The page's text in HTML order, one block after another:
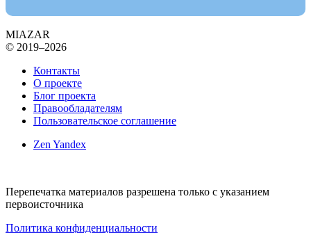
MIAZAR
© 2019–2026
Контакты
О проекте
Блог проекта
Правообладателям
Пользовательское соглашение
Zen Yandex
Перепечатка материалов разрешена только с указанием
первоисточника
Политика конфиденциальности